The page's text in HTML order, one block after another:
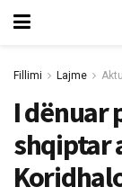
Fillimi Lajme
I dënuar
shqiptar